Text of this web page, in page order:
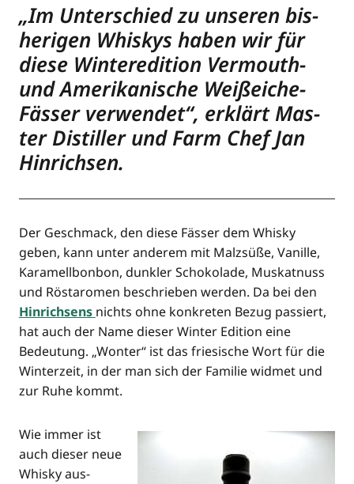
„Im Unter­schied zu unse­ren bis­
he­ri­gen Whis­kys haben wir für
die­se Win­ter­edi­ti­on Ver­mouth-
und Ame­ri­ka­ni­sche Weiß­ei­che-
Fäs­ser ver­wen­det“, erklärt Mas­
ter Distil­ler und Farm Chef Jan
Hinrichsen.
Der Geschmack, den die­se Fäs­ser dem Whis­ky
geben, kann unter ande­rem mit Malz­sü­ße, Vanil­le,
Kara­mell­bon­bon, dunk­ler Scho­ko­la­de, Mus­kat­nuss
und Röst­aro­men beschrie­ben wer­den. Da bei den
Hin­rich­sens nichts ohne kon­kre­ten Bezug pas­siert,
hat auch der Name die­ser Win­ter Edi­ti­on eine
Bedeu­tung. „Won­ter“ ist das frie­si­sche Wort für die
Win­ter­zeit, in der man sich der Fami­lie wid­met und
zur Ruhe kommt.
Wie immer ist
auch die­ser neue
Whis­ky aus­